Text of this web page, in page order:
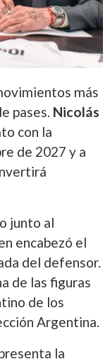
más
pases. Nicolás
con la
de 2027 y a
junto al
encabezó el
del defensor.
de las figuras
de los
Argentina.
la